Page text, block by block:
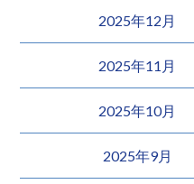
2025年12月
2025年11月
2025年10月
2025年9月